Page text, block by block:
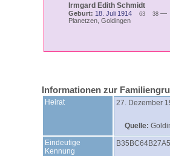
Irmgard Edith Schmidt
Geburt: 18. Juli 1914 63 38 —
Planetzen, Goldingen
Informationen zur
Heirat 27. Dezember
Quelle:
Eindeutige
Kennung